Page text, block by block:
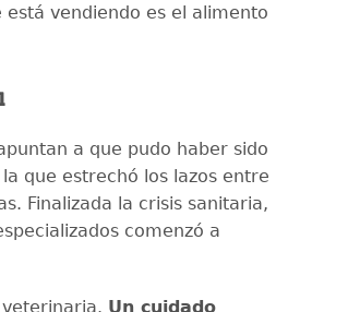
está vendiendo es el alimento
a que pudo haber sido
que estrechó los lazos entre
Finalizada la crisis sanitaria,
comenzó a
Un cuidado